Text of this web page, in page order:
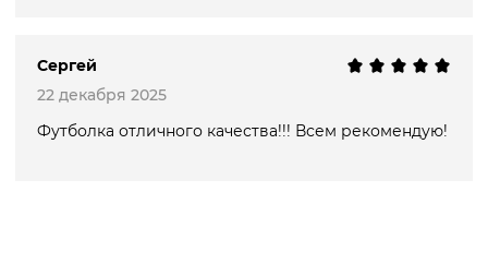
Сергей
22 декабря 2025
Футболка отличного качества!!! Всем рекомендую!